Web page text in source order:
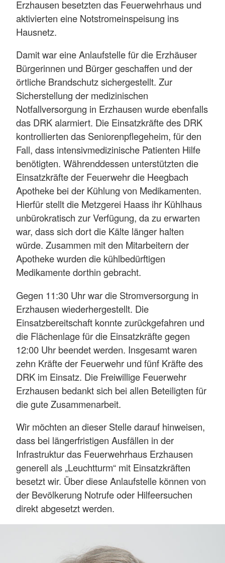
Erzhausen besetzten das Feuerwehrhaus und
aktivierten eine Notstromeinspeisung ins
Hausnetz.
Damit war eine Anlaufstelle für die Erzhäuser
Bürgerinnen und Bürger geschaffen und der
örtliche Brandschutz sichergestellt. Zur
Sicherstellung der medizinischen
Notfallversorgung in Erzhausen wurde ebenfalls
das DRK alarmiert. Die Einsatzkräfte des DRK
kontrollierten das Seniorenpflegeheim, für den
Fall, dass intensivmedizinische Patienten Hilfe
benötigten. Währenddessen unterstützten die
Einsatzkräfte der Feuerwehr die Heegbach
Apotheke bei der Kühlung von Medikamenten.
Hierfür stellt die Metzgerei Haass ihr Kühlhaus
unbürokratisch zur Verfügung, da zu erwarten
war, dass sich dort die Kälte länger halten
würde. Zusammen mit den Mitarbeitern der
Apotheke wurden die kühlbedürftigen
Medikamente dorthin gebracht.
Gegen 11:30 Uhr war die Stromversorgung in
Erzhausen wiederhergestellt. Die
Einsatzbereitschaft konnte zurückgefahren und
die Flächenlage für die Einsatzkräfte gegen
12:00 Uhr beendet werden. Insgesamt waren
zehn Kräfte der Feuerwehr und fünf Kräfte des
DRK im Einsatz. Die Freiwillige Feuerwehr
Erzhausen bedankt sich bei allen Beteiligten für
die gute Zusammenarbeit.
Wir möchten an dieser Stelle darauf hinweisen,
dass bei längerfristigen Ausfällen in der
Infrastruktur das Feuerwehrhaus Erzhausen
generell als „Leuchtturm“ mit Einsatzkräften
besetzt wir. Über diese Anlaufstelle können von
der Bevölkerung Notrufe oder Hilfeersuchen
direkt abgesetzt werden.